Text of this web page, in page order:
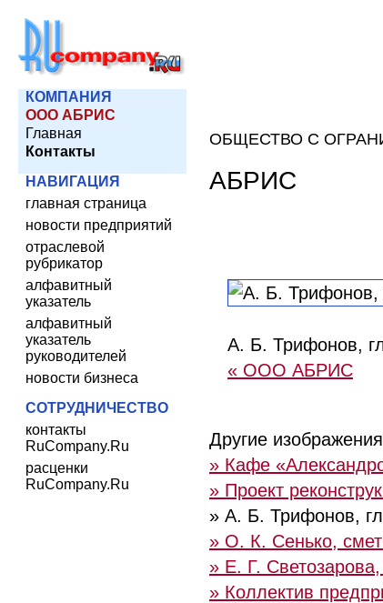
КОМПАНИЯ
ООО АБРИС
Главная
Контакты
НАВИГАЦИЯ
главная страница
новости предприятий
отраслевой
рубрикатор
алфавитный
указатель
алфавитный
указатель
руководителей
новости бизнеса
СОТРУДНИЧЕСТВО
контакты
RuCompany.Ru
расценки
RuCompany.Ru
ОБЩЕСТВО С
АБРИС
А. Б. Трифонов,
« ООО АБРИС
Другие
» Кафе
» Проект
» А. Б. Трифонов,
» О. К. Сенько,
» Е. Г.
» Коллектив